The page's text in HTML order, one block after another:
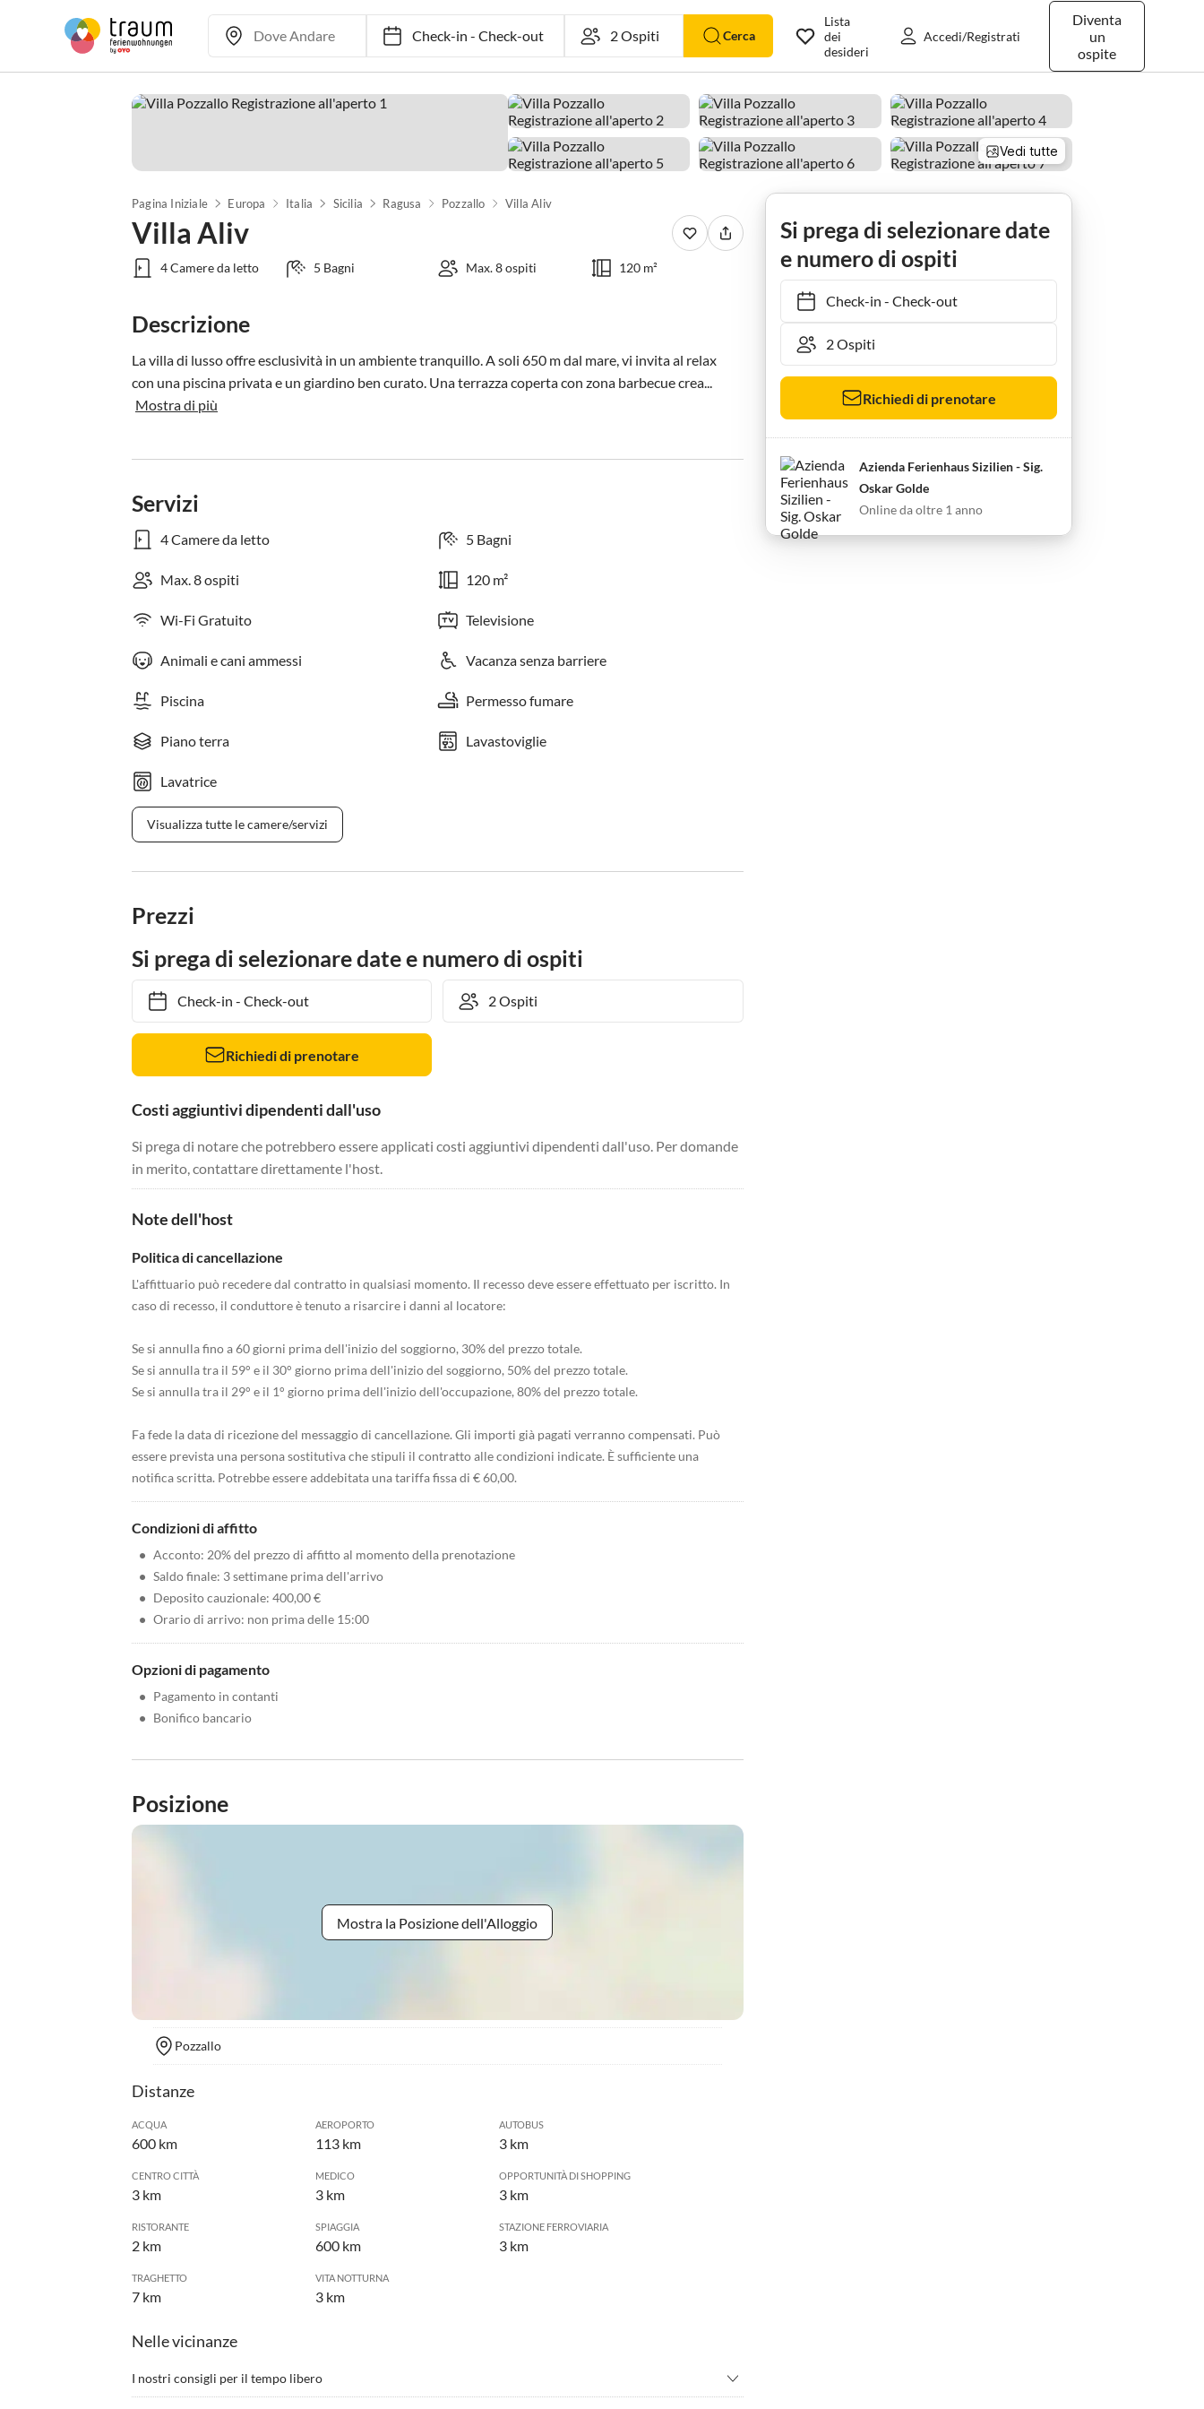
Check-in- Check-out Cerca
Diventa
un
ospite
Lista
dei
desideri
Accedi/Registrati
Vedi tutte
Pagina Iniziale Europa Italia Sicilia Ragusa Pozzallo Villa Aliv
Villa Aliv
4 Camere da letto 5 Bagni Max. 8 ospiti 120 m²
Descrizione
La villa di lusso offre esclusività in un ambiente tranquillo. A soli 650 m dal mare, vi invita al relax
con una piscina privata e un giardino ben curato. Una terrazza coperta con zona barbecue crea...
Mostra di più
Servizi
4 Camere da letto 5 Bagni
Max. 8 ospiti 120 m²
Wi-Fi Gratuito Televisione
Animali e cani ammessi Vacanza senza barriere
Piscina Permesso fumare
Piano terra Lavastoviglie
Lavatrice
Visualizza tutte le camere/servizi
Prezzi
Si prega di selezionare date e numero di ospiti
Check-in- Check-out
Richiedi di prenotare
Costi aggiuntivi dipendenti dall'uso
Si prega di notare che potrebbero essere applicati costi aggiuntivi dipendenti dall'uso. Per domande
in merito, contattare direttamente l'host.
Note dell'host
Politica di cancellazione
L'affittuario può recedere dal contratto in qualsiasi momento. Il recesso deve essere effettuato per iscritto. In
caso di recesso, il conduttore è tenuto a risarcire i danni al locatore:
Se si annulla fino a 60 giorni prima dell'inizio del soggiorno, 30% del prezzo totale.
Se si annulla tra il 59° e il 30° giorno prima dell'inizio del soggiorno, 50% del prezzo totale.
Se si annulla tra il 29° e il 1° giorno prima dell'inizio dell'occupazione, 80% del prezzo totale.
Fa fede la data di ricezione del messaggio di cancellazione. Gli importi già pagati verranno compensati. Può
essere prevista una persona sostitutiva che stipuli il contratto alle condizioni indicate. È sufficiente una
notifica scritta. Potrebbe essere addebitata una tariffa fissa di € 60,00.
Condizioni di affitto
• Acconto: 20% del prezzo di affitto al momento della prenotazione
• Saldo finale: 3 settimane prima dell'arrivo
• Deposito cauzionale: 400,00 €
• Orario di arrivo: non prima delle 15:00
Opzioni di pagamento
• Pagamento in contanti
• Bonifico bancario
Posizione
Mostra la Posizione dell'Alloggio
Pozzallo
Distanze
ACQUA
600 km
AEROPORTO
113 km
AUTOBUS
3 km
CENTRO CITTÀ
3 km
MEDICO
3 km
OPPORTUNITÀ DI SHOPPING
3 km
RISTORANTE
2 km
SPIAGGIA
600 km
STAZIONE FERROVIARIA
3 km
TRAGHETTO
7 km
VITA NOTTURNA
3 km
Nelle vicinanze
I nostri consigli per il tempo libero
Si prega di selezionare date
e numero di ospiti
Check-in- Check-out
Richiedi di prenotare
Azienda Ferienhaus Sizilien - Sig.
Oskar Golde
Online da oltre 1 anno